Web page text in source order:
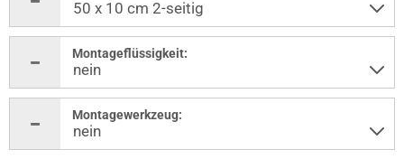
Montageflüssigkeit:
Montagewerkzeug: